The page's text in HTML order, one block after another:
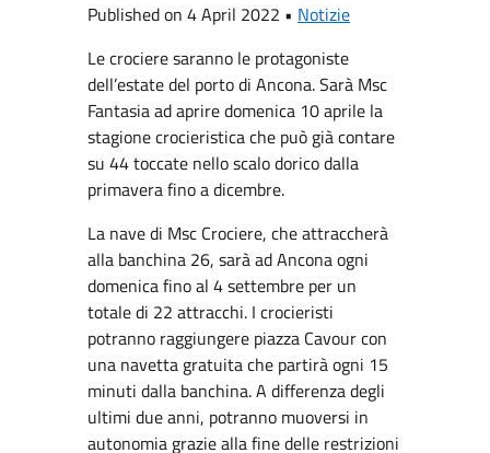
Published on 4 April 2022 • Notizie
Le crociere saranno le protagoniste
dell’estate del porto di Ancona. Sarà Msc
Fantasia ad aprire domenica 10 aprile la
stagione crocieristica che può già contare
su 44 toccate nello scalo dorico dalla
primavera fino a dicembre.
La nave di Msc Crociere, che attraccherà
alla banchina 26, sarà ad Ancona ogni
domenica fino al 4 settembre per un
totale di 22 attracchi. I crocieristi
potranno raggiungere piazza Cavour con
una navetta gratuita che partirà ogni 15
minuti dalla banchina. A differenza degli
ultimi due anni, potranno muoversi in
autonomia grazie alla fine delle restrizioni